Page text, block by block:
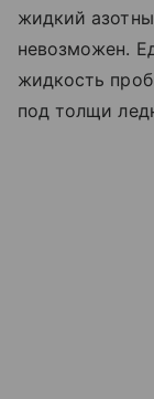
жидкий
невозможен.
жидкость
под толщи